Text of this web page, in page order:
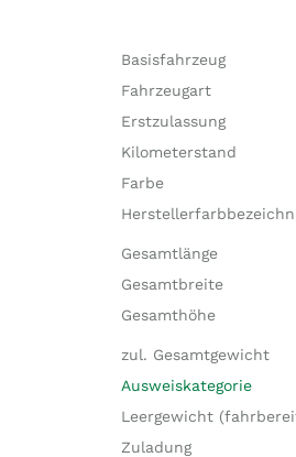
Basisfahrzeug
Fahrzeugart
Erstzulassung
Kilometerstand
Farbe
Gesamtlänge
Gesamtbreite
Gesamthöhe
zul. Gesamtgewicht
Ausweiskategorie
Leergewicht
Zuladung